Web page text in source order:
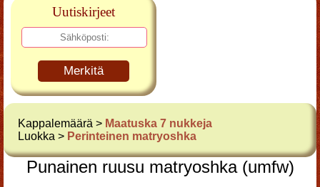
Uutiskirjeet
Merkitä
Kappalemäärä > Maatuska 7 nukkeja
Luokka > Perinteinen matryoshka
Punainen ruusu matryoshka (umfw)